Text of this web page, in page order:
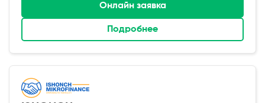
Онлайн заявка
Подробнее